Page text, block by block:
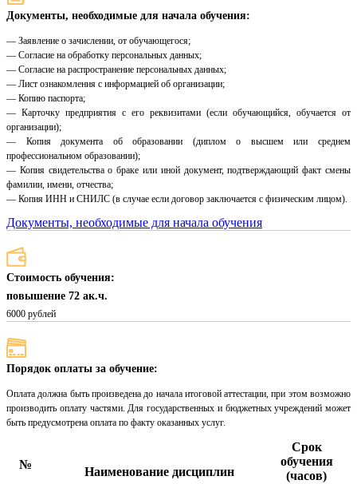
Документы, необходимые для начала обучения:
— Заявление о зачислении, от обучающегося;
— Согласие на обработку персональных данных;
— Согласие на распространение персональных данных;
— Лист ознакомления с информацией об организации;
— Копию паспорта;
— Карточку предприятия с его реквизитами (если обучающийся, обучается от
организации);
— Копия документа об образовании (диплом о высшем или среднем
профессиональном образовании);
— Копия свидетельства о браке или иной документ, подтверждающий факт смены
фамилии, имени, отчества;
— Копия ИНН и СНИЛС (в случае если договор заключается с физическим лицом).
Документы, необходимые для начала обучения
Стоимость обучения:
повышение 72 ак.ч.
6000 рублей
Порядок оплаты за обучение:
Оплата должна быть произведена до начала итоговой аттестации, при этом возможно
производить оплату частями. Для государственных и бюджетных учреждений может
быть предусмотрена оплата по факту оказанных услуг.
№
Наименование дисциплин
Срок
обучения
(часов)